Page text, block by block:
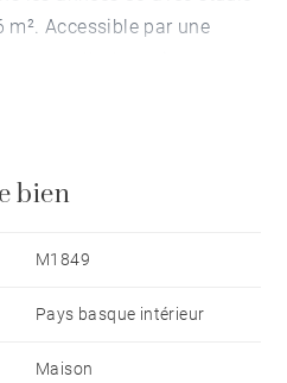
m². Accessible par une
état d’usage.
plafond
De larges baies vitrées
comprend un vaste
une salle à manger et 3
un soin particulier a
bien
M1849
Pays basque intérieur
Maison